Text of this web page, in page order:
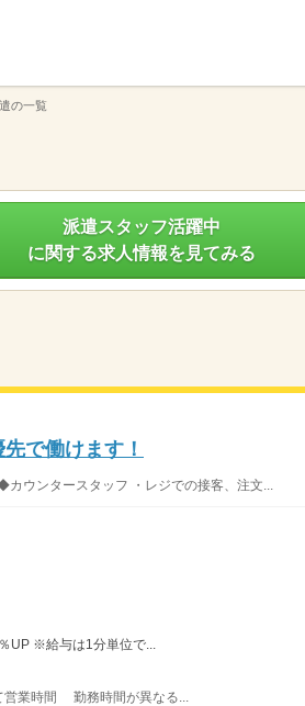
の一覧
派遣スタッフ活躍中
に関する求人情報を見てみる
で働けます！
ウンタースタッフ ・レジでの接客、注文...
UP ※給与は1分単位で...
営業時間 勤務時間が異なる...